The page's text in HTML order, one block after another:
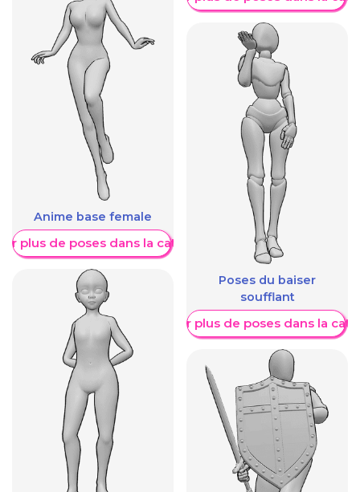
Anime base female
plus de poses dans la catégorie
Poses du baiser
soufflant
Afficher plus de poses dans la